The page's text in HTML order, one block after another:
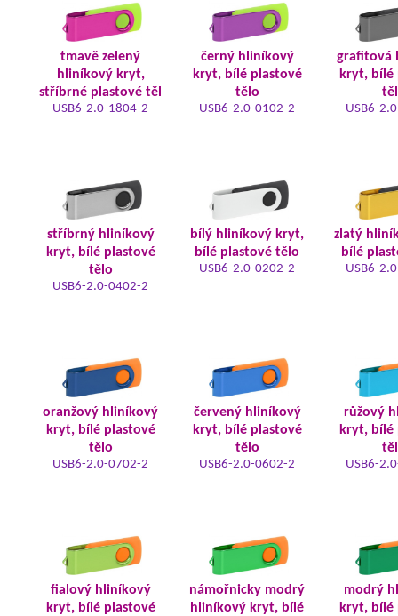
tmavě zelený
hliníkový kryt,
stříbrné plastové těl
USB6-2.0-1804-2
černý hliníkový
kryt, bílé plastové
tělo
USB6-2.0-0102-2
grafitová
kryt, bílé
USB6-
stříbrný hliníkový
kryt, bílé plastové
tělo
USB6-2.0-0402-2
bílý hliníkový kryt,
bílé plastové tělo
USB6-2.0-0202-2
zlatý
bílé
USB6-
oranžový hliníkový
kryt, bílé plastové
tělo
USB6-2.0-0702-2
červený hliníkový
kryt, bílé plastové
tělo
USB6-2.0-0602-2
růžový
kryt, bílé
USB6-
fialový hliníkový
kryt, bílé plastové
námořnicky modrý
hliníkový kryt, bílé
modrý
kryt, bílé